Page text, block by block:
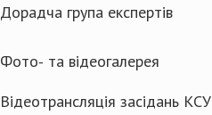
Дорадча група експертів
Фото- та відеогалерея
Відеотрансляція засідань КСУ